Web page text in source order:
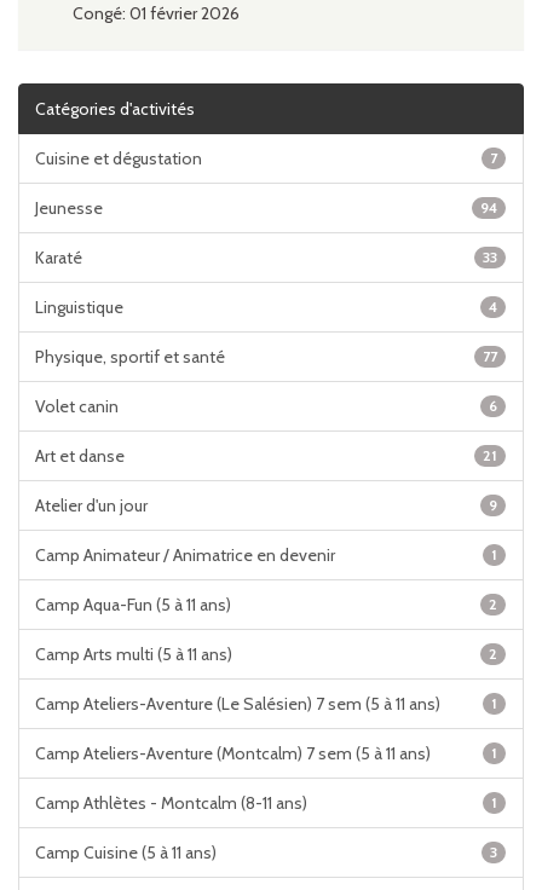
Congé: 01 février 2026
Catégories d'activités
Cuisine et dégustation 7
Jeunesse 94
Karaté 33
Linguistique 4
Physique, sportif et santé 77
Volet canin 6
Art et danse 21
Atelier d'un jour 9
Camp Animateur / Animatrice en devenir 1
Camp Aqua-Fun (5 à 11 ans) 2
Camp Arts multi (5 à 11 ans) 2
Camp Ateliers-Aventure (Le Salésien) 7 sem (5 à 11 ans) 1
Camp Ateliers-Aventure (Montcalm) 7 sem (5 à 11 ans) 1
Camp Athlètes - Montcalm (8-11 ans) 1
Camp Cuisine (5 à 11 ans) 3